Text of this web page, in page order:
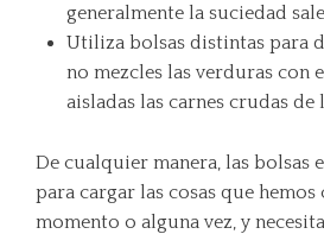
generalmente la suciedad
Utiliza bolsas distintas para
no mezcles las verduras con
aisladas las carnes crudas
De cualquier manera, las bolsas
para cargar las cosas que
momento o alguna vez, y